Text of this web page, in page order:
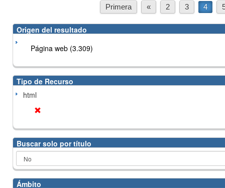
Primera « 2 3 4
Origen del resultado
Página web (3.309)
Tipo de Recurso
html
Buscar solo por título
Ámbito